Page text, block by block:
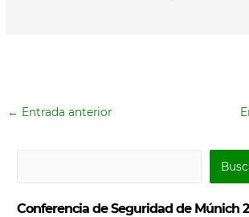
← Entrada anterior
s
Conferencia de Seguridad de Múnich